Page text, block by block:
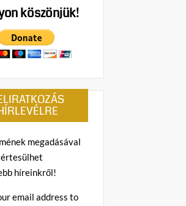
köszönjük!
megadásával
híreinkről!
email address to